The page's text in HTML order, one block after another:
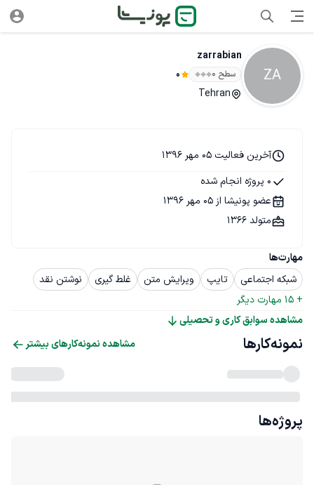
ZA
zarrabian
سطح ۰ 0
Tehran
مهارت‌ها
شبکه اجتماعی
تایپ ویرایش متن غلط گیری
نوشتن نقد
+
15 مهارت دیگر
مشاهده سوابق کاری و تحصیلی
آخرین فعالیت 05 مهر 1396
0 پروژه انجام شده
عضو پونیشا از 05 مهر 1396
متولد 1366
نمونه‌کارها مشاهده نمونه‌کارهای بیشتر
پروژه‌ها